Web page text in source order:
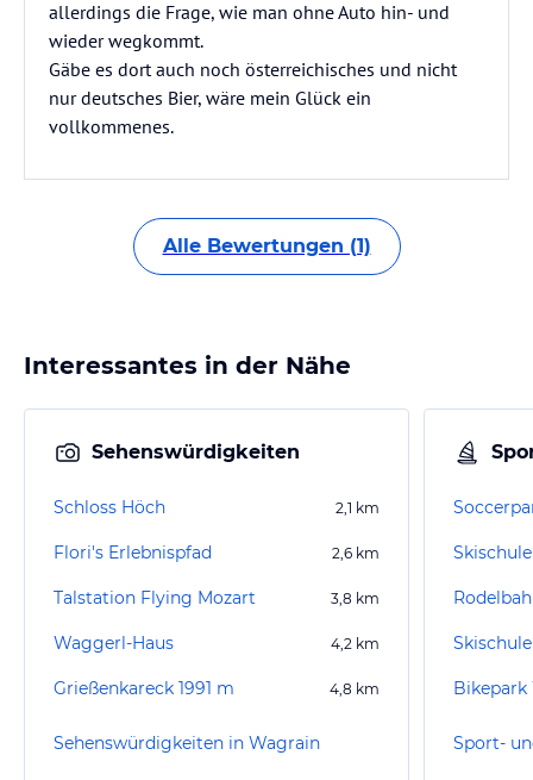
allerdings die Frage, wie man ohne Auto hin- und
wieder wegkommt.
Gäbe es dort auch noch österreichisches und nicht
nur deutsches Bier, wäre mein Glück ein
vollkommenes.
Alle Bewertungen (1)
Interessantes in der Nähe
Sehenswürdigkeiten
Schloss Höch 2,1 km
Flori's Erlebnispfad 2,6 km
Talstation Flying Mozart 3,8 km
Waggerl-Haus 4,2 km
Grießenkareck 1991 m 4,8 km
Sehenswürdigkeiten in Wagrain
Bikepark